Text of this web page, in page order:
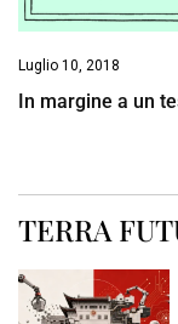
Luglio 10, 2018
In margine a un
TERRA